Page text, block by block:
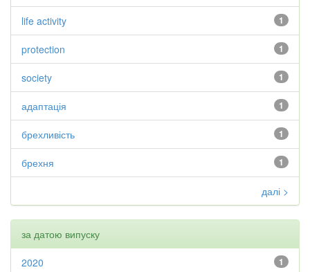
1
life activity
1
protection
1
society
1
адаптація
1
брехливість
1
брехня
далі >
за датою випуску
1
2020